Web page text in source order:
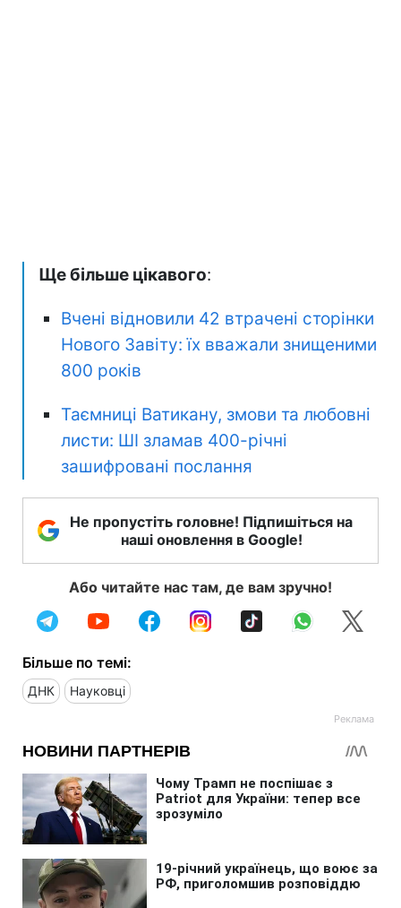
Ще більше цікавого:
Вчені відновили 42 втрачені сторінки
Нового Завіту: їх вважали знищеними
800 років
Таємниці Ватикану, змови та любовні
листи: ШІ зламав 400-річні
зашифровані послання
Не пропустіть головне! Підпишіться на
наші оновлення в Google!
Або читайте нас там, де вам зручно!
Більше по темі:
ДНК Науковці